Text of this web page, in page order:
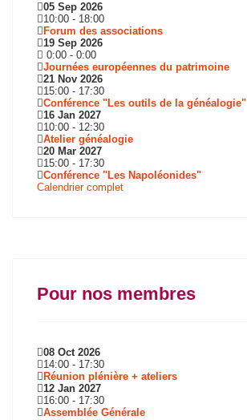
05 Sep 2026
10:00 - 18:00
Forum des associations
19 Sep 2026
0:00 - 0:00
Journées européennes du patrimoine
21 Nov 2026
15:00 - 17:30
Conférence "Les outils de la généalogie"
16 Jan 2027
10:00 - 12:30
Atelier généalogie
20 Mar 2027
15:00 - 17:30
Conférence "Les Napoléonides"
Calendrier complet
Pour nos membres
08 Oct 2026
14:00 - 17:30
Réunion plénière + ateliers
12 Jan 2027
16:00 - 17:30
Assemblée Générale